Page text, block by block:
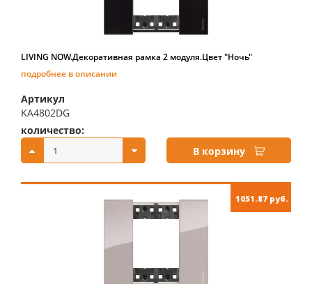
LIVING NOW.Декоративная рамка 2 модуля.Цвет "Ночь"
подробнее в описании
Артикул
KA4802DG
количество:
В корзину
1051.87 руб.